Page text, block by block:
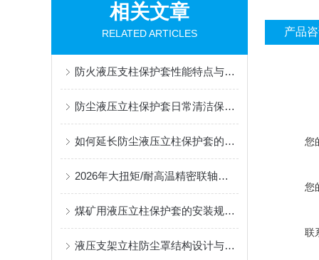
相关文章
RELATED ARTICLES
防火液压支柱保护套性能特点与阻燃防护应用
防尘液压立柱保护套日常清洁保养与更换规范
如何延长防尘液压立柱保护套的使用寿命？
2026年大扭矩/耐高温精密联轴器定制找哪家？能实现精准定制的优质厂家盘点
煤矿用液压立柱保护套的安装规范与使用寿命提升方案
液压支架立柱防尘罩结构设计与密封防护原理
产品
您
您
联